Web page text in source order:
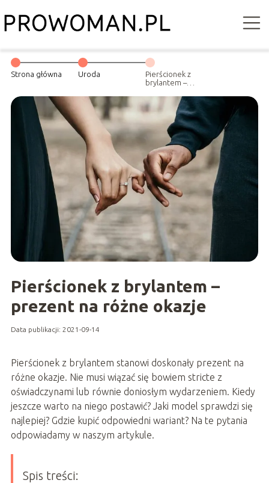
Strona główna Uroda
Pierścionek z
brylantem –
różne okazje
Pierścionek z brylantem –
prezent na różne okazje
Data publikacji: 2021-09-14
Pierścionek z brylantem stanowi doskonały prezent na
różne okazje. Nie musi wiązać się bowiem stricte z
oświadczynami lub równie doniosłym wydarzeniem. Kiedy
jeszcze warto na niego postawić? Jaki model sprawdzi się
najlepiej? Gdzie kupić odpowiedni wariant? Na te pytania
odpowiadamy w naszym artykule.
Spis treści: